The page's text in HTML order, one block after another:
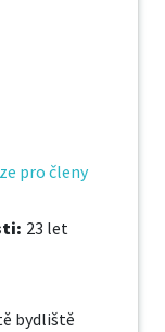
pro členy
: 23 let
bydliště